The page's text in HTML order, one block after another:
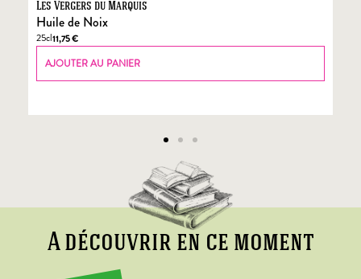
Les Vergers du Marquis
Huile de Noix
25cl11,75€
AJOUTER AU PANIER
A découvrir en ce moment